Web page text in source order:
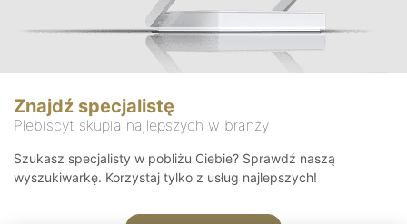
Znajdź specjalistę
Plebiscyt skupia najlepszych w branży
Szukasz specjalisty w pobliżu Ciebie? Sprawdź naszą
wyszukiwarkę. Korzystaj tylko z usług najlepszych!